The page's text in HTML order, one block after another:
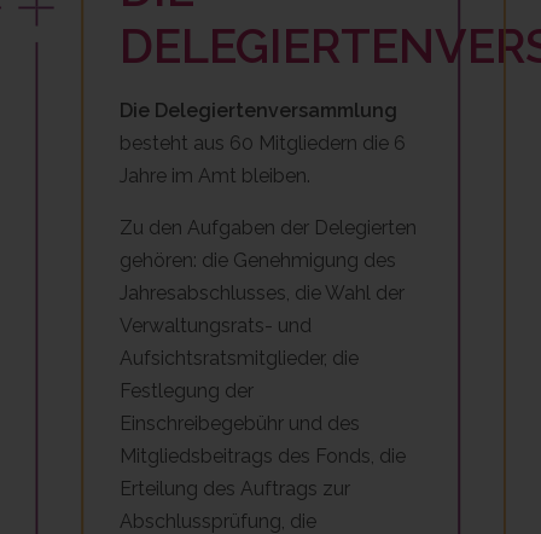
Die Delegiertenversammlung
besteht aus 60 Mitgliedern die 6
Jahre im Amt bleiben.
Zu den Aufgaben der Delegierten
gehören: die Genehmigung des
Jahresabschlusses, die Wahl der
Verwaltungsrats- und
Aufsichtsratsmitglieder, die
Festlegung der
Einschreibegebühr und des
Mitgliedsbeitrags des Fonds, die
Erteilung des Auftrags zur
Abschlussprüfung, die